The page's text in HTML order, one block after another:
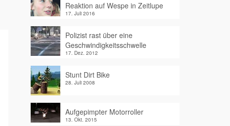
Reaktion auf Wespe in Zeitlupe
17. Juli 2016
Polizist rast über eine
Geschwindigkeitsschwelle
17. Dez. 2012
Stunt Dirt Bike
28. Juli 2008
Aufgepimpter Motorroller
13. Okt. 2015